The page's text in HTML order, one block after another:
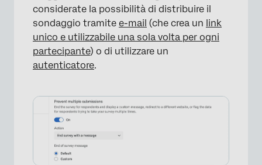
considerate la possibilità di distribuire il
sondaggio tramite e-mail (che crea un link
unico e utilizzabile una sola volta per ogni
partecipante) o di utilizzare un
autenticatore.